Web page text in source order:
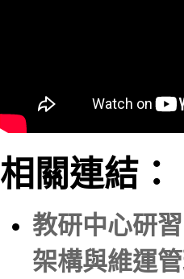
相關連結：
教研中心研
架構與維運